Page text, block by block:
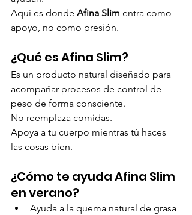
Aquí es donde Afina Slim entra como
apoyo, no como presión.
¿Qué es Afina Slim?
Es un producto natural diseñado para
acompañar procesos de control de
peso de forma consciente.
No reemplaza comidas.
Apoya a tu cuerpo mientras tú haces
las cosas bien.
¿Cómo te ayuda Afina Slim
en verano?
Ayuda a la quema natural de grasa